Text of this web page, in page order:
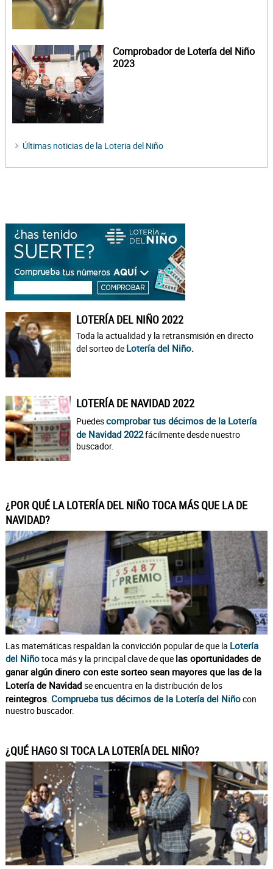
Comprobador de Lotería del Niño
2023
Últimas noticias de la Loteria del Niño
LOTERÍA DEL NIÑO 2022
Toda la actualidad y la retransmisión en directo
del sorteo de Lotería del Niño.
LOTERÍA DE NAVIDAD 2022
Puedescomprobar tus décimos de la Lotería
de Navidad 2022fácilmente desde nuestro
buscador.
¿POR QUÉ LA LOTERÍA DEL NIÑO TOCA MÁS QUE LA DE
NAVIDAD?
Las matemáticas respaldan la convicción popular de que la Lotería
del Niñotoca más y la principal clave de que las oportunidades de
ganar algún dinero con este sorteo sean mayores que las de la
Lotería de Navidad se encuentra en la distribución de los
reintegros. Comprueba tus décimos de la Lotería del Niñocon
nuestro buscador.
¿QUÉ HAGO SI TOCA LA LOTERÍA DEL NIÑO?